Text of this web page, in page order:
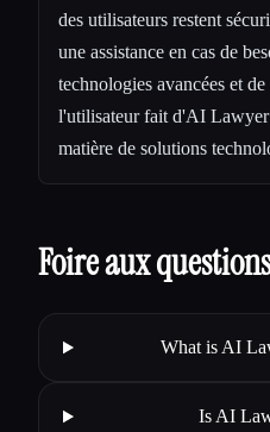
des utilisateurs restent
une assistance en cas de
technologies avancées et
l'utilisateur fait d'AI
matière de solutions
Foire aux questions
What is AI
Is AI